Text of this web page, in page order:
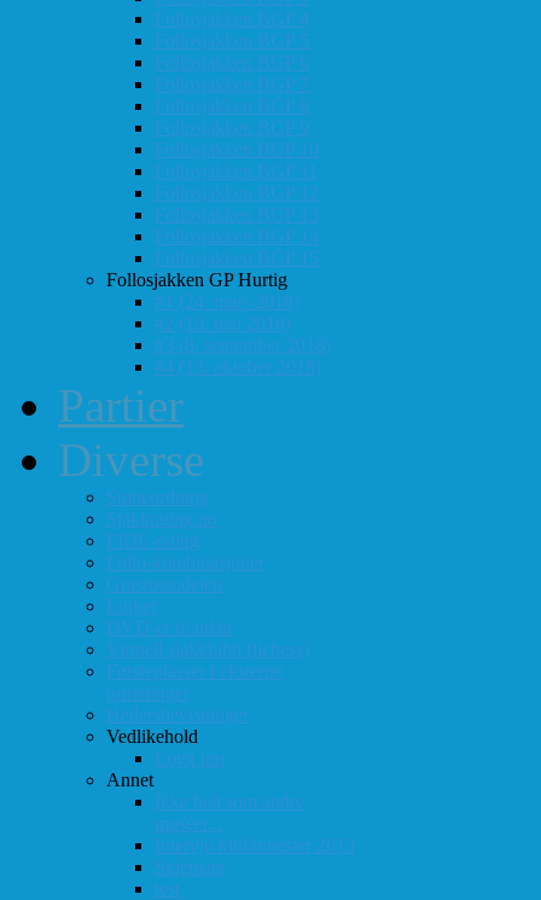
Follosjakken BGP 4
Follosjakken BGP 5
Follosjakken BGP 6
Follosjakken BGP 7
Follosjakken BGP 8
Follosjakken BGP 9
Follosjakken BGP 10
Follosjakken BGP 11
Follosjakken BGP 12
Follosjakken BGP 13
Follosjakken BGP 14
Follosjakken BGP 15
Follosjakken GP Hurtig
#1 (24. mars 2018)
#2 (19. mai 2018)
#3 (8. september 2018)
#4 (13. oktober 2018)
Partier
Diverse
Støtteordning
Sjakkrating.no
FIDE-rating
Follo-kombinasjoner
Grasrotandelen
Linker
DVD-er til utlån
Virtuell sjakklubb (lichess)
Førsteplasser i eksterne
turneringer
Hedersbevisninger
Vedlikehold
Logg inn
Annet
Ikke helt som andre
muséer...
Intervju klubbmester 2013
Skjemaer
test